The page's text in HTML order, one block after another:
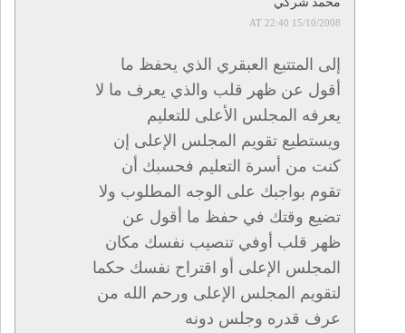
15/10/2008 AT 22:40
إلى المتتبع العبقري الذي يحفظ ما
أقول عن ظهر قلب والذي يعرف ما لا
يعرفه المجلس الأعلى للتعليم
ويستطيع تقويم المجلس الإعلى إن
كنت من أسرة التعليم فحسبك أن
تقوم بواجبك على الوجه المطلوب ولا
تضيع وقتك في حفظ ما أقول عن
ظهر قلب أوفي تنصيب نفسك مكان
المجلس الإعلى أو اقتراح نفسك حكما
لتقويم المجلس الإعلى ورحم الله من
عرف قدره وجلس دونه